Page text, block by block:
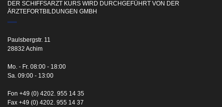
DER SCHIFFSARZT KURS WIRD DURCHGEFÜHRT VON DER
ÄRZTEFORTBILDUNGEN GMBH
Paulsbergstr. 11
28832 Achim
Mo. - Fr. 08:00 - 18:00
Sa. 09:00 - 13:00
Fon +49 (0) 4202. 955 14 35
Fax +49 (0) 4202. 955 14 37